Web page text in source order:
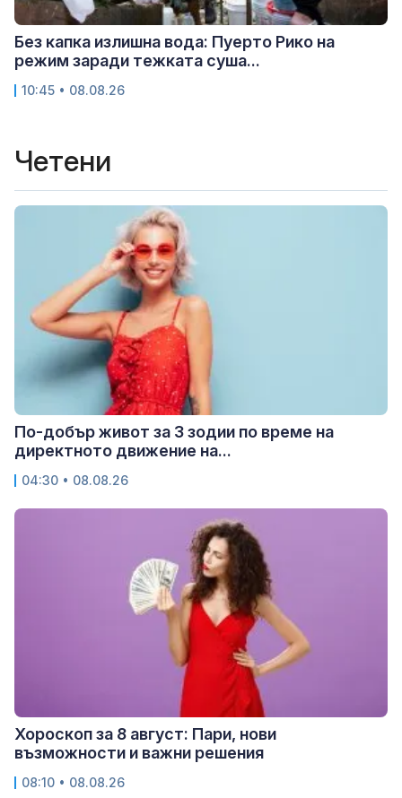
Без капка излишна вода: Пуерто Рико на
режим заради тежката суша...
10:45 • 08.08.26
Четени
По-добър живот за 3 зодии по време на
директното движение на...
04:30 • 08.08.26
Хороскоп за 8 август: Пари, нови
възможности и важни решения
08:10 • 08.08.26